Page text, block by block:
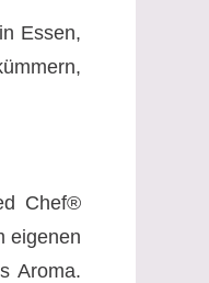
Essen,
Chef®
eigenen
Aroma.